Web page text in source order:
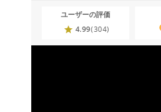
ユーザーの評価
4.99(304)